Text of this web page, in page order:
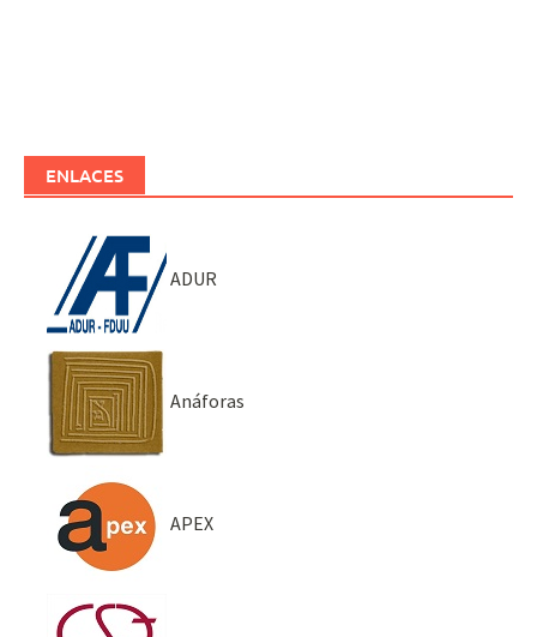
ENLACES
ADUR
Anáforas
APEX